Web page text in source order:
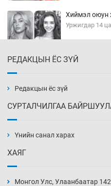
Хиймэл оюун
Уржигдар 14
Уржигдар 14
нэмэгджээ
РЕДАКЦЫН ЁС ЗҮЙ
Редакцын ёс зүй
СУРТАЛЧИЛГАА
Үнийн санал харах
ХАЯГ
Монгол Улс, Улаанбаатар